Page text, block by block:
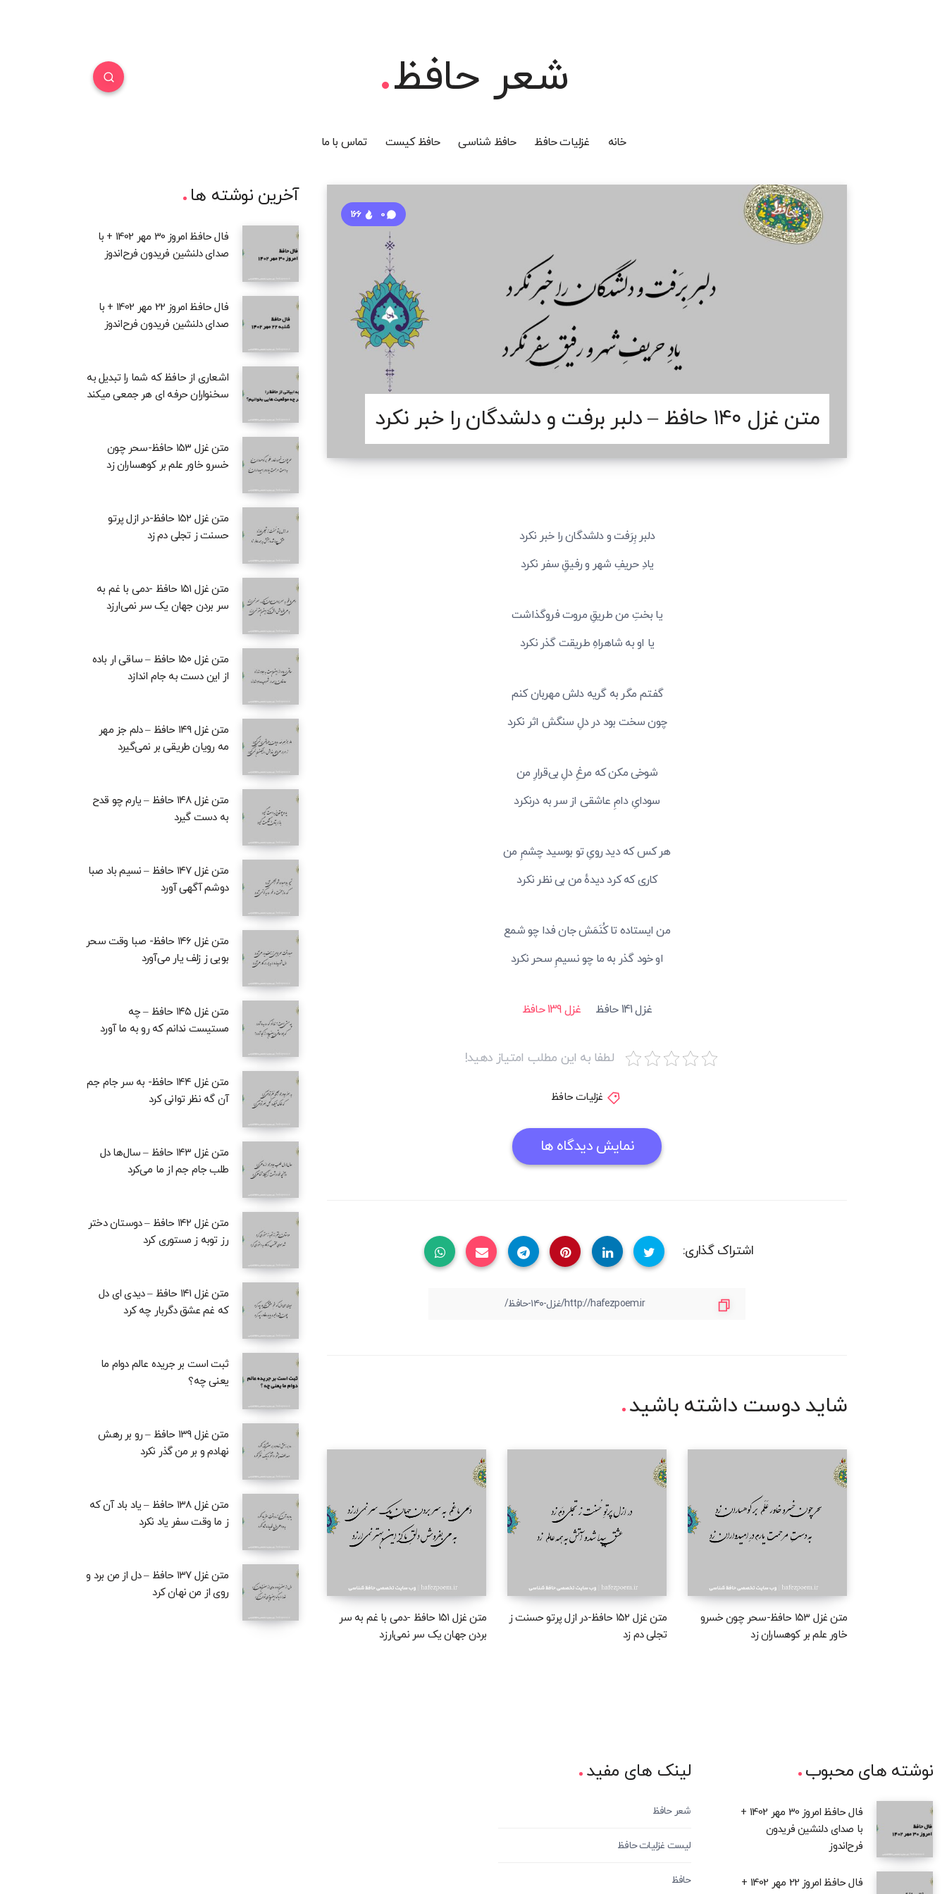
شعر حافظ
خانه غزلیات حافظ حافظ شناسی حافظ کیست تماس با ما
متن غزل ۱۴۰ حافظ – دلبر برفت و دلشدگان را خبر نکرد
0
166
دلبر بِرَفت و دلشدگان را خبر نکرد
یادِ حریفِ شهر و رفیقِ سفر نکرد
یا بختِ من طریقِ مروت فروگذاشت
یا او به شاهراهِ طریقت گذر نکرد
گفتم مگر به گریه دلش مهربان کنم
چون سخت بود در دلِ سنگش اثر نکرد
شوخی مکن که مرغِ دلِ بی‌قرارِ من
سودایِ دامِ عاشقی از سر به درنکرد
هر کس که دید رویِ تو بوسید چشمِ من
کاری که کرد دیدهٔ من بی نظر نکرد
من ایستاده تا کُنَمَش جان فدا چو شمع
او خود گذر به ما چو نسیمِ سحر نکرد
غزل 141 حافظ غزل 139 حافظ
لطفا به این مطلب امتیاز دهید!
غزلیات حافظ
نمایش دیدگاه ها
اشتراک گذاری:
شاید دوست داشته باشید
متن غزل ۱۵۳ حافظ-سحر چون خسرو
خاور علم بر کوهساران زد
متن غزل ۱۵۲ حافظ-در ازل پرتو حسنت ز
تجلی دم زد
متن غزل ۱۵۱ حافظ -دمی با غم به سر
بردن جهان یک سر نمی‌ارزد
آخرین نوشته ها
فال حافظ امروز 30 مهر 1402 + با
صدای دلنشین فریدون فرح‌اندوز
فال حافظ امروز 22 مهر 1402 + با
صدای دلنشین فریدون فرح‌اندوز
اشعاری از حافظ که شما را تبدیل به
سخنواران حرفه ای هر جمعی میکند
متن غزل ۱۵۳ حافظ-سحر چون
خسرو خاور علم بر کوهساران زد
متن غزل ۱۵۲ حافظ-در ازل پرتو
حسنت ز تجلی دم زد
متن غزل ۱۵۱ حافظ -دمی با غم به
سر بردن جهان یک سر نمی‌ارزد
متن غزل ۱۵۰ حافظ – ساقی ار باده
از این دست به جام اندازد
متن غزل ۱۴۹ حافظ – دلم جز مهر
مه رویان طریقی بر نمی‌گیرد
متن غزل ۱۴۸ حافظ – یارم چو قدح
به دست گیرد
متن غزل ۱۴۷ حافظ – نسیم باد صبا
دوشم آگهی آورد
متن غزل ۱۴۶ حافظ- صبا وقت سحر
بویی ز زلف یار می‌آورد
متن غزل ۱۴۵ حافظ – چه
مستیست ندانم که رو به ما آورد
متن غزل ۱۴۴ حافظ- به سر جام جم
آن گه نظر توانی کرد
متن غزل ۱۴۳ حافظ – سال‌ها دل
طلب جام جم از ما می‌کرد
متن غزل ۱۴۲ حافظ – دوستان دختر
رز توبه ز مستوری کرد
متن غزل ۱۴۱ حافظ – دیدی ای دل
که غم عشق دگربار چه کرد
ثبت است بر جریده عالم دوام ما
یعنی چه؟
متن غزل ۱۳۹ حافظ – رو بر رهش
نهادم و بر من گذر نکرد
متن غزل ۱۳۸ حافظ – یاد باد آن که
ز ما وقت سفر یاد نکرد
متن غزل ۱۳۷ حافظ – دل از من برد و
روی از من نهان کرد
نوشته های محبوب
فال حافظ امروز 30 مهر 1402 +
با صدای دلنشین فریدون
فرح‌اندوز
فال حافظ امروز 22 مهر 1402 +
لینک های مفید
شعر حافظ
لیست غزلیات حافظ
حافظ